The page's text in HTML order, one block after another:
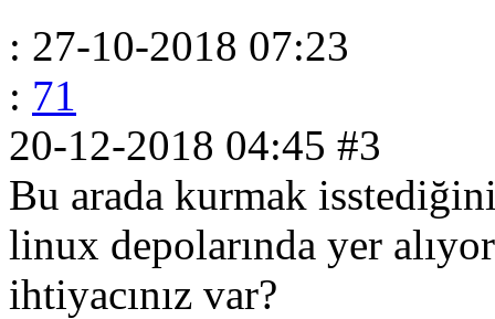
: 27-10-2018 07:23
: 71
20-12-2018 04:45 #3
Bu arada kurmak
linux depolarında yer
ihtiyacınız var?